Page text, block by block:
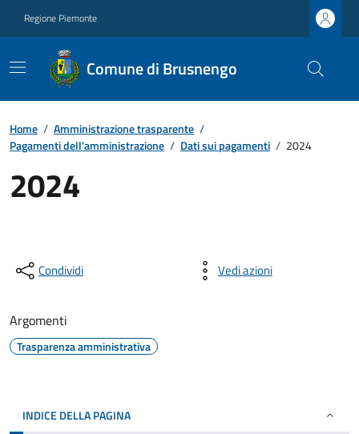
Regione Piemonte
Comune di Brusnengo
Home / Amministrazione trasparente /
Pagamenti dell'amministrazione / Dati sui pagamenti / 2024
2024
Condividi Vedi azioni
Argomenti
Trasparenza amministrativa
INDICE DELLA PAGINA